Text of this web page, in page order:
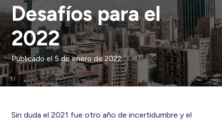
Desafíos para el
2022
Publicado el5 de enero de 2022
Sin duda el 2021 fue otro año de incertidumbre y el